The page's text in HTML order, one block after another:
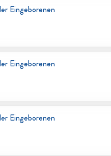
Eingeborenen
Eingeborenen
Eingeborenen